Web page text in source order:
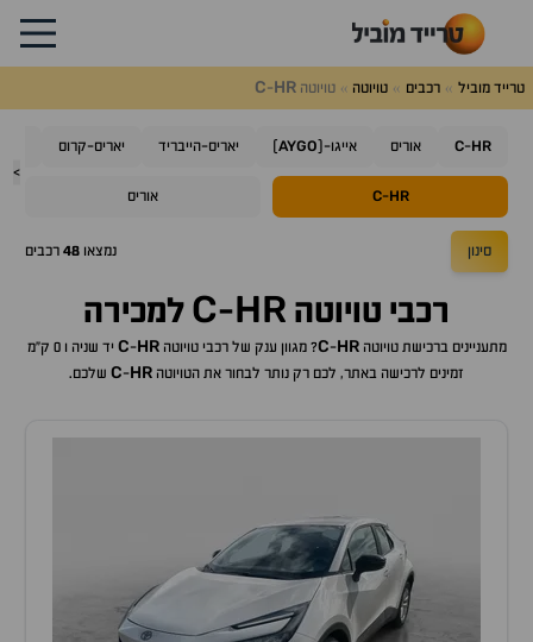
טרייד מוביל רכבים טויוטה טויוטה C-HR
>
C-HR אוריס אייגו-(AYGO
) יאריס-הייבריד יאריס-קרוס
C-HR אוריס
סינון נמצאו 48 רכבים
רכבי טויוטה C-HR למכירה
מתעניינים ברכישתטויוטה C-HR ? מגוון ענק של רכביטויוטה C-HR
יד שניה ו 0 ק"מ
זמינים לרכישה באתר, לכם רק נותר לבחור את הטויוטה C-HR שלכם.